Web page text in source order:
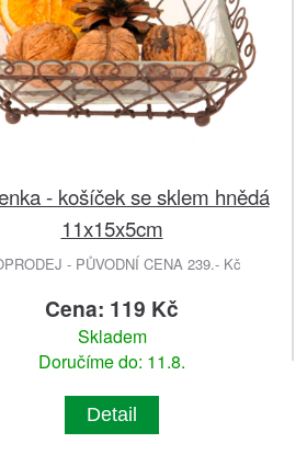
- košíček se sklem hnědá
11x15x5cm
- PŮVODNÍ CENA 239.- Kč
Cena: 119 Kč
Skladem
Doručíme do: 11.8.
Detail